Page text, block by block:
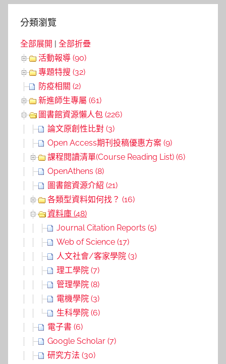
分類瀏覽
全部展開
全部折疊
活動報導 (90)
專題特搜 (32)
防疫相關 (2)
新進師生專屬 (61)
圖書館資源懶人包 (226)
論文原創性比對 (3)
Open Access期刊投稿優惠方案 (9)
課程閱讀清單(Course Reading List) (6)
OpenAthens (8)
圖書館資源介紹 (21)
各類型資料如何找？ (16)
資料庫 (48)
Journal Citation Reports (5)
Web of Science (17)
人文社會/客家學院 (3)
理工學院 (7)
管理學院 (8)
電機學院 (3)
生科學院 (6)
電子書 (6)
Google Scholar (7)
研究方法 (30)